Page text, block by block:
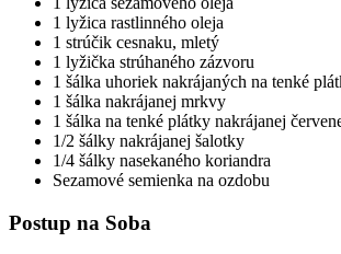
1 lyžica rastlinného oleja
1 strúčik cesnaku, mletý
1 lyžička strúhaného zázvoru
1 šálka uhoriek nakrájaných na tenké
1 šálka nakrájanej mrkvy
1 šálka na tenké plátky nakrájanej
1/2 šálky nakrájanej šalotky
1/4 šálky nasekaného koriandra
Sezamové semienka na ozdobu
Postup na Soba